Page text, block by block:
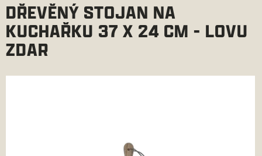
produktu
je
0,0
z
hvězdiček.
DŘEVĚNÝ STOJAN NA
KUCHAŘKU 37 X 24 CM - LOVU
ZDAR